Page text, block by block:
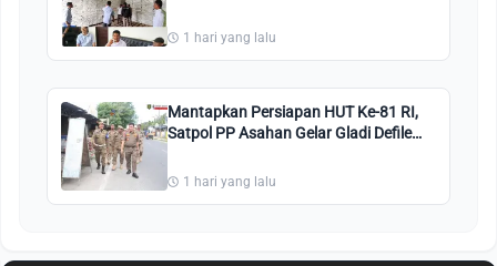
1 hari yang lalu
Mantapkan Persiapan HUT Ke-81 RI,
Satpol PP Asahan Gelar Gladi Defile
1 hari yang lalu